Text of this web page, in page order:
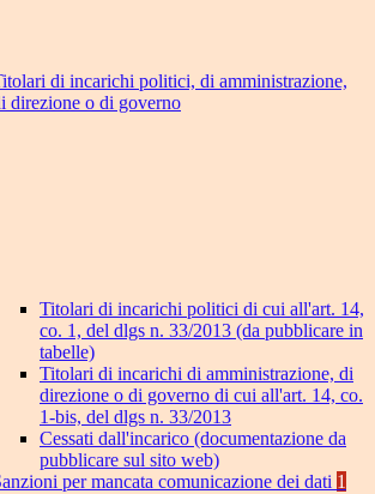
di incarichi politici, di amministrazione,
direzione o di governo
Titolari di incarichi politici di cui all'art. 14,
co. 1, del dlgs n. 33/2013 (da pubblicare in
tabelle)
Titolari di incarichi di amministrazione, di
direzione o di governo di cui all'art. 14, co.
1-bis, del dlgs n. 33/2013
Cessati dall'incarico (documentazione da
pubblicare sul sito web)
per mancata comunicazione dei dati 1